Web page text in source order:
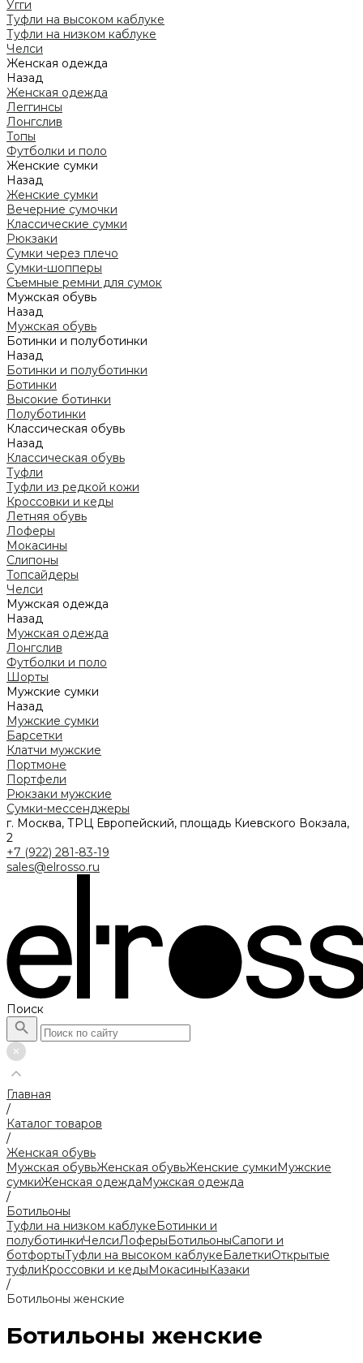
Угги
Туфли на высоком каблуке
Туфли на низком каблуке
Челси
Женская одежда
Назад
Женская одежда
Леггинсы
Лонгслив
Топы
Футболки и поло
Женские сумки
Назад
Женские сумки
Вечерние сумочки
Классические сумки
Рюкзаки
Сумки через плечо
Сумки-шопперы
Съемные ремни для сумок
Мужская обувь
Назад
Мужская обувь
Ботинки и полуботинки
Назад
Ботинки и полуботинки
Ботинки
Высокие ботинки
Полуботинки
Классическая обувь
Назад
Классическая обувь
Туфли
Туфли из редкой кожи
Кроссовки и кеды
Летняя обувь
Лоферы
Мокасины
Слипоны
Топсайдеры
Челси
Мужская одежда
Назад
Мужская одежда
Лонгслив
Футболки и поло
Шорты
Мужские сумки
Назад
Мужские сумки
Барсетки
Клатчи мужские
Портмоне
Портфели
Рюкзаки мужские
Сумки-мессенджеры
г. Москва, ТРЦ Европейский, площадь Киевского Вокзала,
2
+7 (922) 281-83-19
sales@elrosso.ru
Поиск
Главная
/
Каталог товаров
/
Женская обувь
Мужская обувьЖенская обувьЖенские сумкиМужские
сумкиЖенская одеждаМужская одежда
/
Ботильоны
Туфли на низком каблукеБотинки и
полуботинкиЧелсиЛоферыБотильоныСапоги и
ботфортыТуфли на высоком каблукеБалеткиОткрытые
туфлиКроссовки и кедыМокасиныКазаки
/
Ботильоны женские
Ботильоны женские